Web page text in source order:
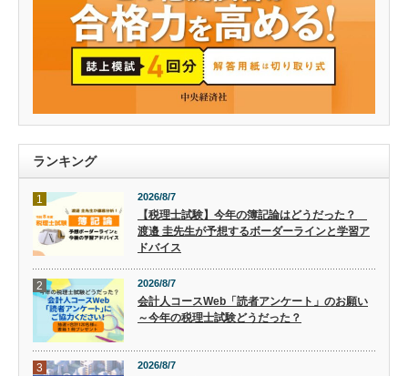
ランキング
1 2026/8/7
【税理士試験】今年の簿記論はどうだった？
渡邉 圭先生が予想するボーダーラインと学習ア
ドバイス
2 2026/8/7
会計人コースWeb「読者アンケート」のお願い
～今年の税理士試験どうだった？
3 2026/8/7